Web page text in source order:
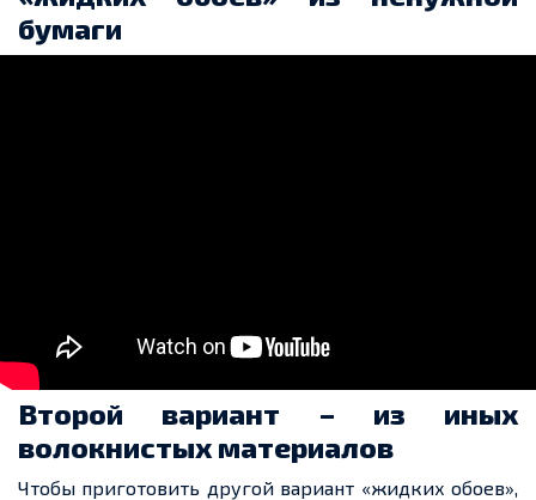
бумаги
Второй вариант – из иных
волокнистых материалов
Чтобы приготовить другой вариант «жидких обоев»,